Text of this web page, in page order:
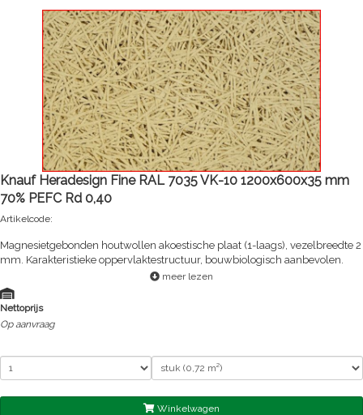
Knauf Heradesign Fine RAL 7035 VK-10 1200x600x35 mm
70% PEFC Rd 0,40
Artikelcode:
Magnesietgebonden houtwollen akoestische plaat (1-laags), vezelbreedte 2
mm. Karakteristieke oppervlaktestructuur, bouwbiologisch aanbevolen.
meer lezen
Nettoprijs
Op aanvraag
Winkelwagen